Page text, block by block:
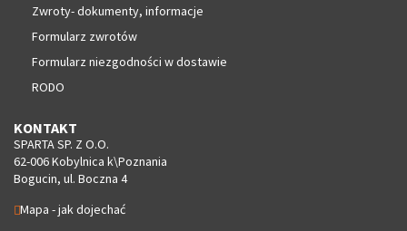
Zwroty- dokumenty, informacje
Formularz zwrotów
Formularz niezgodności w dostawie
RODO
KONTAKT
SPARTA SP. Z O.O.
62-006 Kobylnica k\Poznania
Bogucin, ul. Boczna 4
Mapa - jak dojechać